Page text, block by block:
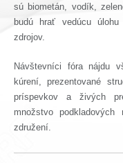
sú biometán, vodík,
budú hrať vedúcu
zdrojov.
Návštevníci fóra nájdu
kúrení, prezentované
príspevkov a živých
množstvo
združení.